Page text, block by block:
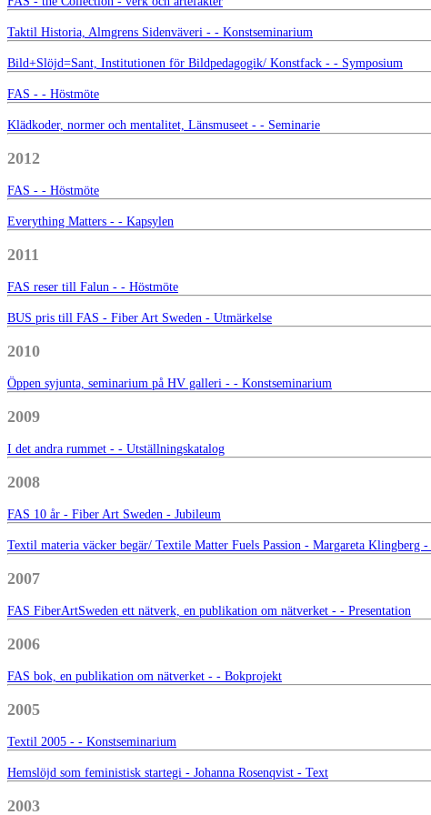
Taktil Historia, Almgrens Sidenväveri - - Konstseminarium
Bild+Slöjd=Sant, Institutionen för Bildpedagogik/ Konstfack - - Symposium
FAS - - Höstmöte
Klädkoder, normer och mentalitet, Länsmuseet - - Seminarie
2012
FAS - - Höstmöte
Everything Matters - - Kapsylen
2011
FAS reser till Falun - - Höstmöte
BUS pris till FAS - Fiber Art Sweden - Utmärkelse
2010
Öppen syjunta, seminarium på HV galleri - - Konstseminarium
2009
I det andra rummet - - Utställningskatalog
2008
FAS 10 år - Fiber Art Sweden - Jubileum
Textil materia väcker begär/ Textile Matter Fuels Passion - Margareta Klingberg
2007
FAS FiberArtSweden ett nätverk, en publikation om nätverket - - Presentation
2006
FAS bok, en publikation om nätverket - - Bokprojekt
2005
Textil 2005 - - Konstseminarium
Hemslöjd som feministisk startegi - Johanna Rosenqvist - Text
2003